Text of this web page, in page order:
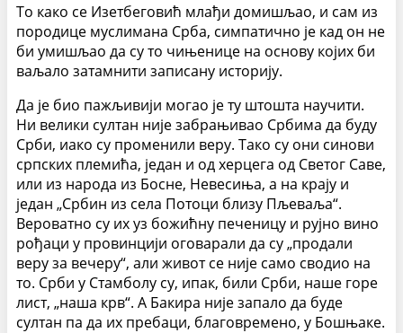
То како се Изетбеговић млађи домишљао, и сам из
породице муслимана Срба, симпатично је кад он не
би умишљао да су то чињенице на основу којих би
ваљало затамнити записану историју.
Да је био пажљивији могао је ту штошта научити.
Ни велики султан није забрањивао Србима да буду
Срби, иако су променили веру. Тако су они синови
српских племића, један и од херцега од Светог Саве,
или из народа из Босне, Невесиња, а на крају и
један „Србин из села Потоци близу Пљеваља“.
Вероватно су их уз божићну печеницу и рујно вино
рођаци у провинцији оговарали да су „продали
веру за вечеру“, али живот се није само сводио на
то. Срби у Стамболу су, ипак, били Срби, наше горе
лист, „наша крв“. А Бакира није запало да буде
султан па да их пребаци, благовремено, у Бошњаке.